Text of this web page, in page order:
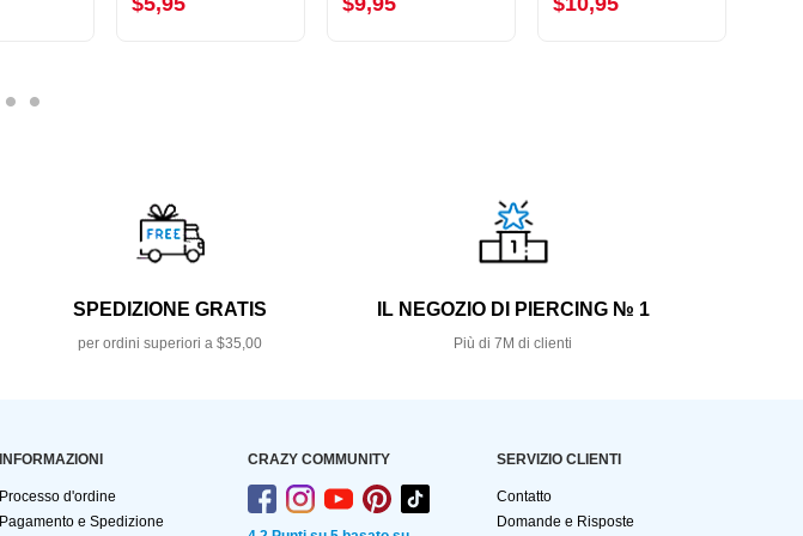
SPEDIZIONE GRATIS
per ordini superiori a $35,00
IL NEGOZIO DI PIERCING № 1
Più di 7M di clienti
INFORMAZIONI
Processo d'ordine
Pagamento e Spedizione
CRAZY COMMUNITY SERVIZIO CLIENTI
Contatto
Domande e Risposte